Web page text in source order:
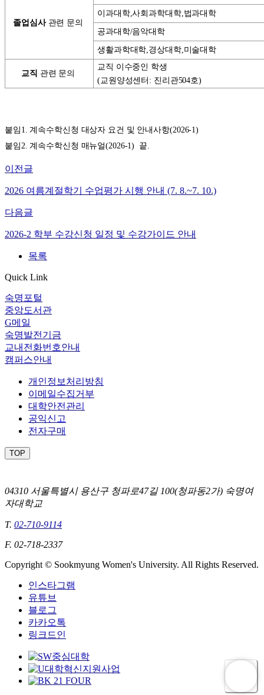
졸업심사관련 문의
이과대학,사회과학대학,법과대학
공과대학/음악대학
생활과학대학,경상대학,미술대학
교직 관련 문의
교직 이수중인 학생
(교원양성센터: 진리관504호)
붙임1. 계속수학신청 대상자 요건 및 안내사항(2026-1)
붙임2. 계속수학신청 매뉴얼(2026-1) 끝.
이전글
2026 여름계절학기 수업평가 시행 안내 (7. 8.~7. 10.)
다음글
2026-2 학부 수강신청 일정 및 수강가이드 안내
목록
Quick Link
숙명포털
중앙도서관
G메일
숙명발전기금
교내전화번호안내
캠퍼스안내
개인정보처리방침
이메일수집거부
대학안전관리
공익신고
전자구매
TOP
04310 서울특별시 용산구 청파로47길 100(청파동2가) 숙명여
자대학교
T. 02-710-9114
F. 02-718-2337
Copyright © Sookmyung Women's University. All Rights Reserved.
인스타그램
유튜브
블로그
카카오톡
링크드인